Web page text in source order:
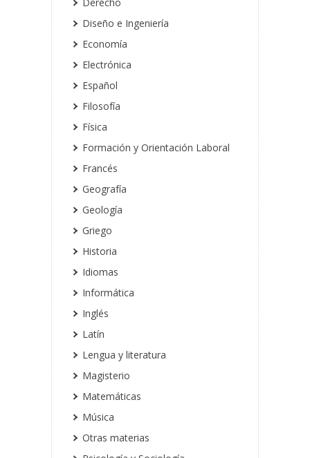
Derecho
Diseño e Ingeniería
Economía
Electrónica
Español
Filosofía
Física
Formación y Orientación Laboral
Francés
Geografía
Geología
Griego
Historia
Idiomas
Informática
Inglés
Latín
Lengua y literatura
Magisterio
Matemáticas
Música
Otras materias